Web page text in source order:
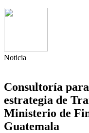
Noticia
Consultoría
estrategia de
Ministerio de
Guatemala